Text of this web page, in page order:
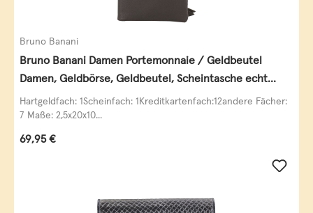
Bruno Banani
Bruno Banani Damen Portemonnaie / Geldbeutel
Damen, Geldbörse, Geldbeutel, Scheintasche echt
Leder
Hartgeldfach: 1Scheinfach: 1Kreditkartenfach:12andere Fächer:
7 Maße: 2,5x20x10...
Regulärer Preis:
69,95 €